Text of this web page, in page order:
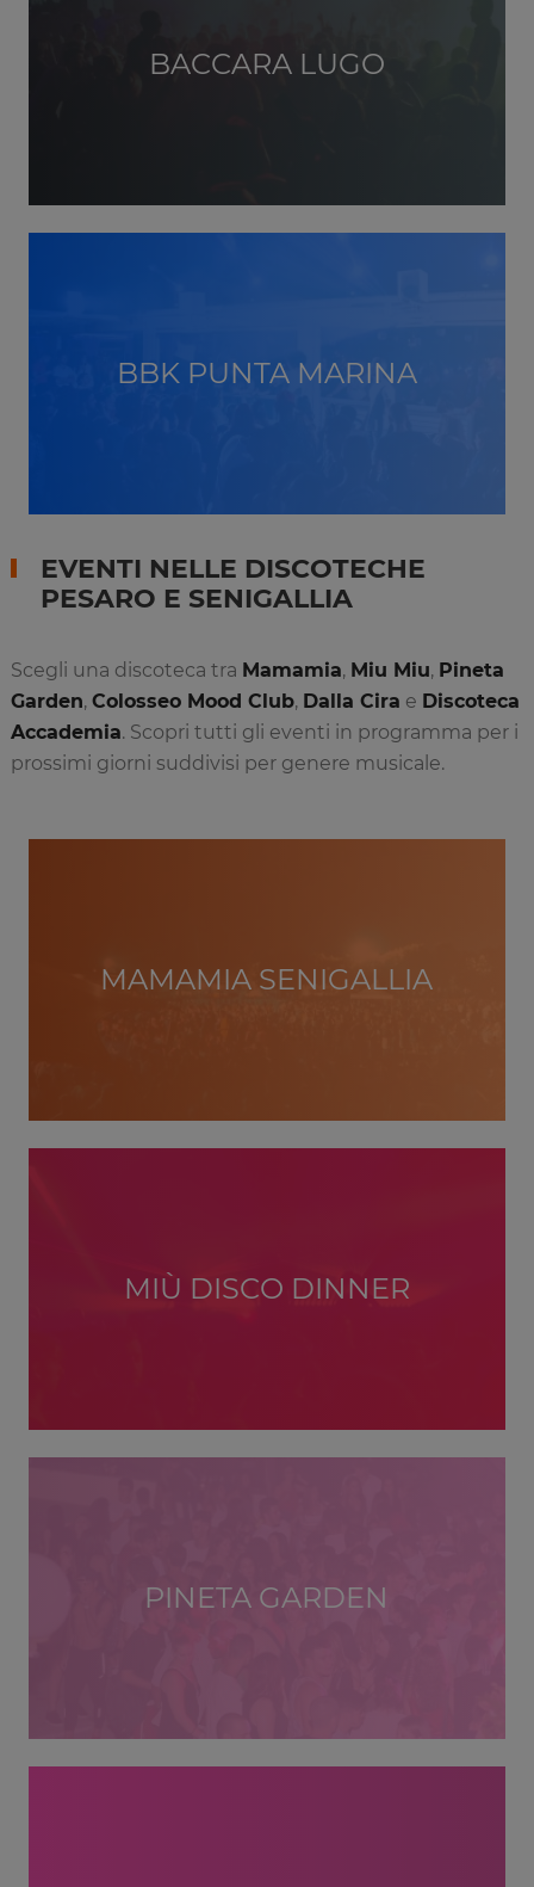
BACCARA LUGO
BBK PUNTA MARINA
EVENTI NELLE DISCOTECHE
PESARO E SENIGALLIA
Scegli una discoteca tra Mamamia, Miu Miu, Pineta
Garden, Colosseo Mood Club, Dalla Cira e Discoteca
Accademia. Scopri tutti gli eventi in programma per i
prossimi giorni suddivisi per genere musicale.
MAMAMIA SENIGALLIA
MIÙ DISCO DINNER
PINETA GARDEN